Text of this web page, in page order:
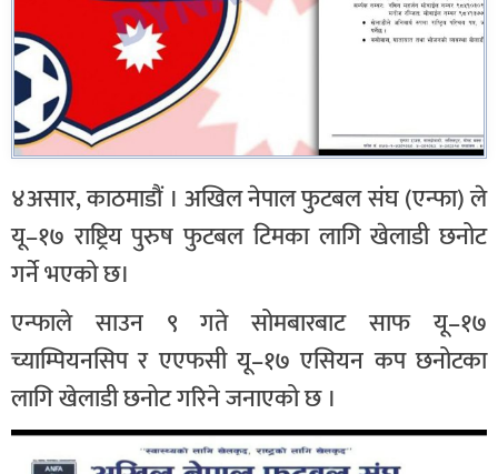
४असार, काठमाडौं । अखिल नेपाल फुटबल संघ (एन्फा) ले
यू–१७ राष्ट्रिय पुरुष फुटबल टिमका लागि खेलाडी छनोट
गर्ने भएको छ।
एन्फाले साउन ९ गते सोमबारबाट साफ यू–१७
च्याम्पियनसिप र एएफसी यू–१७ एसियन कप छनोटका
लागि खेलाडी छनोट गरिने जनाएको छ ।